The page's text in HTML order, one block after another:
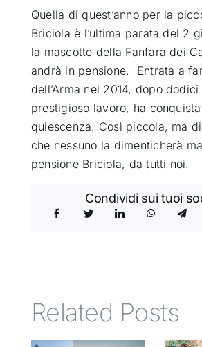
SEMPRE CON ME
Quella di quest’anno per la
Briciola è l’ultima parata del 2
la mascotte della Fanfara dei
andrà in pensione. Entrata a
dell’Arma nel 2014, dopo
prestigioso lavoro, ha
quiescenza. Così piccola, ma
che nessuno la dimenticherà
pensione Briciola, da tutti noi.
Condividi sui tuoi
Related Posts